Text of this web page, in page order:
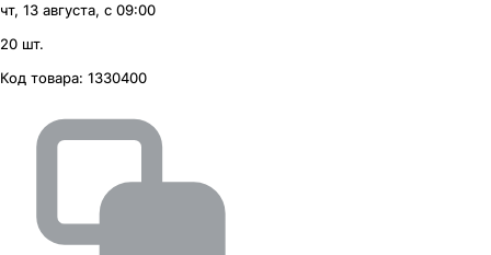
чт, 13 августа, с 09:00
20 шт.
Код товара: 1330400